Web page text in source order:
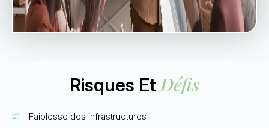
Risques Et Défis
Faiblesse des infrastructures